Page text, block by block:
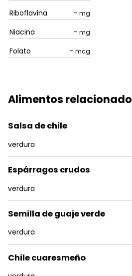
Riboflavina - mg
Niacina - mg
Folato - mcg
Alimentos relacionado
Salsa de chile
verdura
Espárragos crudos
verdura
Semilla de guaje verde
verdura
Chile cuaresmeño